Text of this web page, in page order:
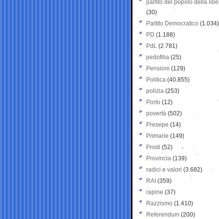
partito del popolo della
(30)
Partito Democratico (1.034)
PD (1.188)
PdL (2.781)
pedofilia (25)
Pensioni (129)
Politica (40.855)
polizia (253)
Porto (12)
povertà (502)
Presepe (14)
Primarie (149)
Prodi (52)
Provincia (139)
radici e valori (3.682)
RAI (359)
rapine (37)
Razzismo (1.410)
Referendum (200)